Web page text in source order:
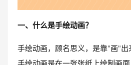
一、什么是手绘动画？
手绘动画，顾名思义，是靠"画"